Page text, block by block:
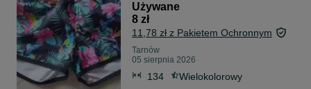
Używane
8 zł
11,78 zł z Pakietem Ochronnym
Tarnów
05 sierpnia 2026
134 Wielokolorowy